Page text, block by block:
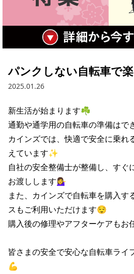
パンクしない自転車で
2025.01.26
新生活が始まります☘️
通勤や通学用の自転車の準備はで
カインズでは、快適で安全に乗れ
えています✨️
自社の安全整備士が整備し、すぐ
お渡しします💁‍♀️
また、カインズで自転車を購入す
スもご利用いただけます😌
購入後の修理やアフターケアもお
皆さまの安全で安心な自転車ライ
💪